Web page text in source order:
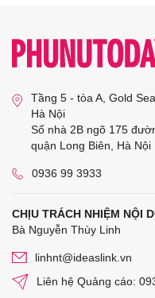
Tầng 5 - tòa A, Gold
Hà Nội
Số nhà 2B ngõ 175
quận Long Biên, Hà Nội
0936 99 3933
CHỊU TRÁCH NHIỆM NỘI
Bà Nguyễn Thùy Linh
linhnt@ideaslink.vn
Liên hệ Quảng cáo: